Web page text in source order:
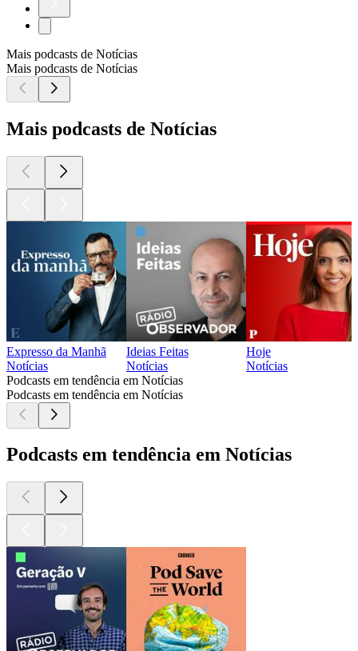
Mais podcasts de Notícias
Mais podcasts de Notícias
Mais podcasts de Notícias
Expresso da Manhã
Notícias
Ideias Feitas
Notícias
Hoje
Notícias
Podcasts em tendência em Notícias
Podcasts em tendência em Notícias
Podcasts em tendência em Notícias